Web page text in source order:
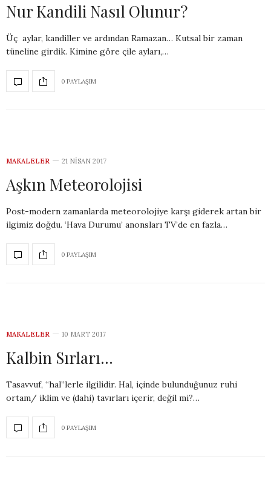
Nur Kandili Nasıl Olunur?
Üç aylar, kandiller ve ardından Ramazan… Kutsal bir zaman
tüneline girdik. Kimine göre çile ayları,…
0 PAYLAŞIM
MAKALELER 21 NISAN 2017
Aşkın Meteorolojisi
Post-modern zamanlarda meteorolojiye karşı giderek artan bir
ilgimiz doğdu. ‘Hava Durumu’ anonsları TV’de en fazla…
0 PAYLAŞIM
MAKALELER 10 MART 2017
Kalbin Sırları…
Tasavvuf, ‘‘hal’’lerle ilgilidir. Hal, içinde bulunduğunuz ruhi
ortam/ iklim ve (dahi) tavırları içerir, değil mi?…
0 PAYLAŞIM